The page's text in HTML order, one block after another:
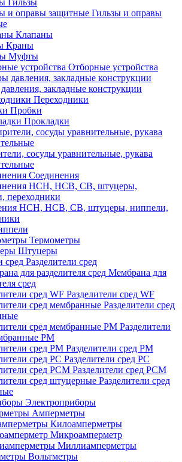
Гильзы
Гильзы и оправы
Клапаны
Краны
Муфты
Отборные устройства
закладные конструкции
Переходники
Пробки
Прокладки
сосуды уравнительные, рукава
Соединения
НСН, НСВ, СВ, штуцеры, ниппели,
Термометры
Штуцеры
Разделители сред
Мембрана для
сред
Разделители сред WF
Разделители сред
Разделители
РМ
Разделители сред РМ
Разделители сред РС
Разделители сред РСМ
Разделители сред
Электроприборы
Амперметры
Килоамперметры
Микроамперметр
Миллиамперметры
Вольтметры